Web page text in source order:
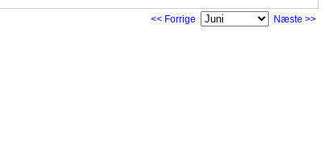
<< Forrige
Næste >>